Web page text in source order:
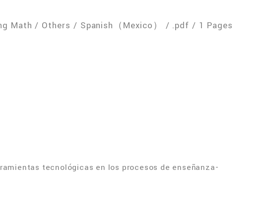
Math / Others / Spanish（Mexico） / .pdf / 1 Pages
tecnológicas en los procesos de enseñanza-